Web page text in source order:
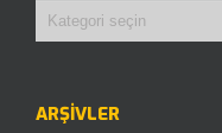
Kategoriler
ARŞIVLER